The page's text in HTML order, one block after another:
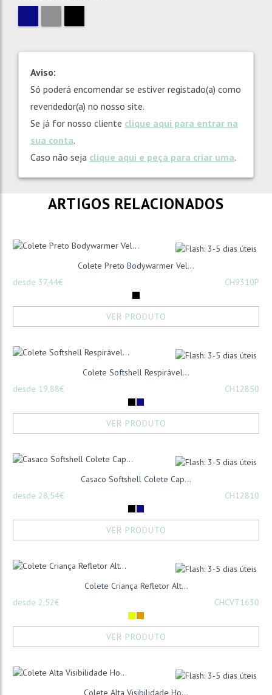
Aviso:
Só poderá encomendar se estiver registado(a) como
revendedor(a) no nosso site.
Se já for nosso cliente clique aqui para entrar na
sua conta.
Caso não seja clique aqui e peça para criar uma.
ARTIGOS RELACIONADOS
Colete Preto Bodywarmer Vel...
desde 37,44€
CH9310P
VER PRODUTO
Colete Softshell Respirável...
desde 19,88€
CH12850
VER PRODUTO
Casaco Softshell Colete Cap...
desde 28,54€
CH12810
VER PRODUTO
Colete Criança Refletor Alt...
desde 2,52€
CHCVT1630
VER PRODUTO
Colete Alta Visibilidade Ho...